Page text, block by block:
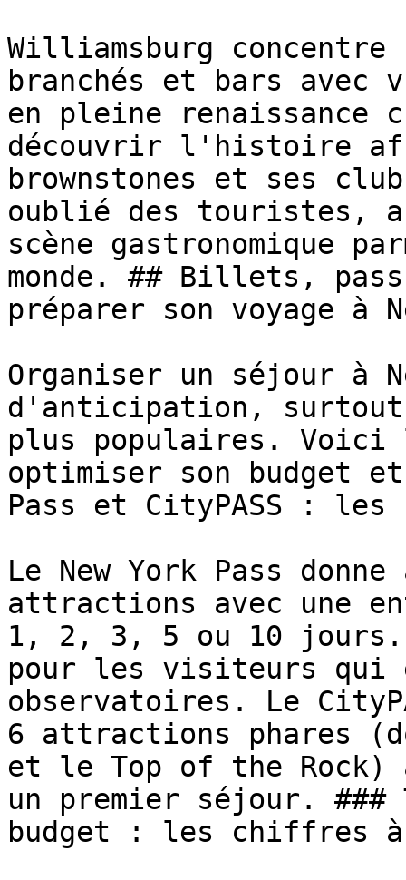
Williamsburg
branchés et bars avec
en pleine
découvrir l'histoire
brownstones et ses
oublié des touristes,
scène gastronomique
monde. ## Billets,
préparer son voyage à
Organiser un séjour à
d'anticipation,
plus populaires. Voici
optimiser son budget et
Pass et CityPASS :
Le New York Pass
attractions avec une
1, 2, 3, 5 ou 10 jours.
pour les visiteurs qui
observatoires. Le
6 attractions phares
et le Top of the
un premier séjour. ###
budget : les chiffres